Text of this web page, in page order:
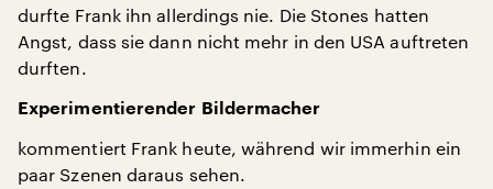
durfte Frank ihn allerdings nie. Die Stones hatten
Angst, dass sie dann nicht mehr in den USA auftreten
durften.
Experimentierender Bildermacher
kommentiert Frank heute, während wir immerhin ein
paar Szenen daraus sehen.